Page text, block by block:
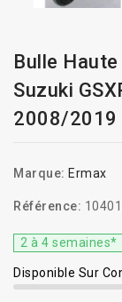
Bulle
Suzuki
2008/2019
Marque: Ermax
Référence:
2 à 4 semaines*
Disponible Sur